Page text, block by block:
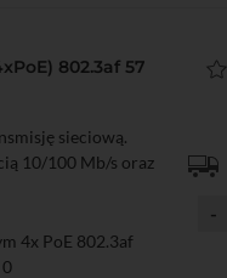
802.3af 57
sieciową.
10/100 Mb/s oraz
4x PoE 802.3af